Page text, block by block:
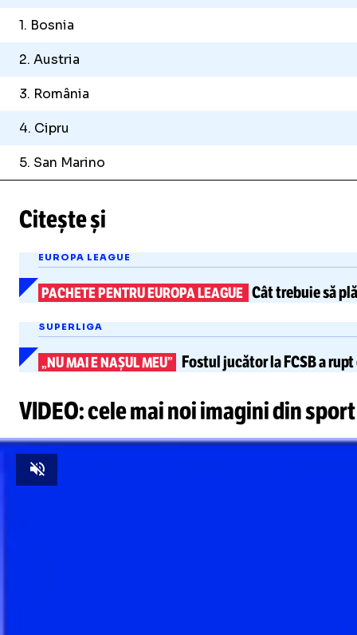
1. Bosnia
2. Austria
3. România
4. Cipru
5. San Marino
Citește și
EUROPA LEAGUE
PACHETE PENTRU EUROPA LEAGUE Cât trebuie să
SUPERLIGA
„NU MAI E NAȘUL MEU” Fostul jucător la FCSBa
VIDEO: cele mai noi imagini din sport
Unmute